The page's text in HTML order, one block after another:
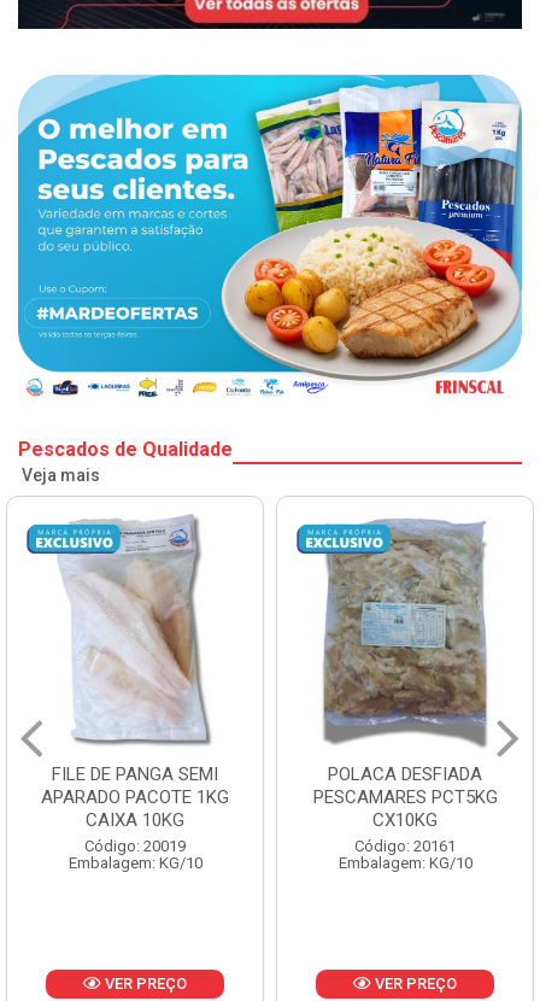
Pescados de Qualidade
Veja mais
FILE DE PANGA SEMI
APARADO PACOTE 1KG
CAIXA 10KG
Código: 20019
Embalagem: KG/10
VER PREÇO
POLACA DESFIADA
PESCAMARES PCT5KG
CX10KG
Código: 20161
Embalagem: KG/10
VER PREÇO